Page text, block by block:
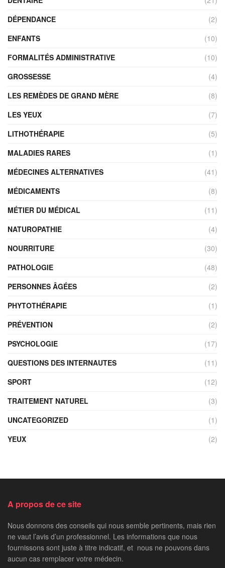
DÉPENDANCE
(2)
ENFANTS
(10)
FORMALITÉS ADMINISTRATIVE
(10)
GROSSESSE
(4)
LES REMÈDES DE GRAND MÈRE
(8)
LES YEUX
(7)
LITHOTHÉRAPIE
(5)
MALADIES RARES
(1)
MÉDECINES ALTERNATIVES
(41)
MÉDICAMENTS
(8)
MÉTIER DU MÉDICAL
(11)
NATUROPATHIE
(4)
NOURRITURE
(30)
PATHOLOGIE
(48)
PERSONNES ÂGÉES
(2)
PHYTOTHÉRAPIE
(1)
PRÉVENTION
(2)
PSYCHOLOGIE
(17)
QUESTIONS DES INTERNAUTES
(11)
SPORT
(12)
TRAITEMENT NATUREL
(3)
UNCATEGORIZED
(1)
YEUX
(2)
A propos de ce site
Nous donnons des conseils qui nous semble pertinents, mais rien
ne vaut l’avis d’un professionnel. Les informations que nous
fournissons sont juste à titre indicatif, et nous ne pouvons dans
aucun cas remplacer votre médecin.